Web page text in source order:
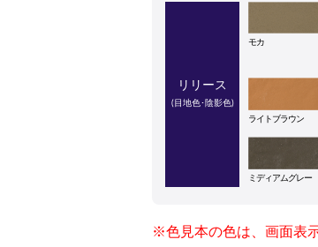
リリース
(目地色･陰影色)
モカ
ライトブラウン
ミディアムグレー
※色見本の色は、画面表